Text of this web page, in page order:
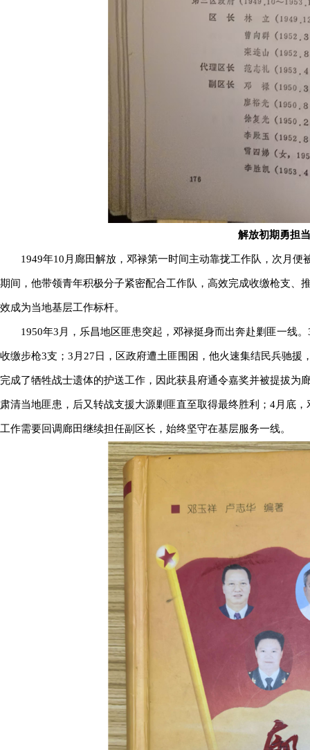
解放初期勇担
1949年10月廊田解放，邓禄第一时间主动靠拢工作队，次月
期间，他带领青年积极分子紧密配合工作队，高效完成收缴枪支
效成为当地基层工作标杆。
1950年3月，乐昌地区匪患突起，邓禄挺身而出奔赴剿匪一线
收缴步枪3支；3月27日，区政府遭土匪围困，他火速集结民兵驰
完成了牺牲战士遗体的护送工作，因此获县府通令嘉奖并被提拔
肃清当地匪患，后又转战支援大源剿匪直至取得最终胜利；4月底
工作需要回调廊田继续担任副区长，始终坚守在基层服务一线。